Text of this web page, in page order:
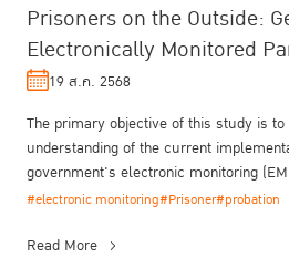
Prisoners on the Outside:
Electronically Monitored
19 ส.ค. 2568
The primary objective of this study is
understanding of the current
government's electronic monitoring
Probation ha...
#electronic monitoring#Prisoner#probation
Read More